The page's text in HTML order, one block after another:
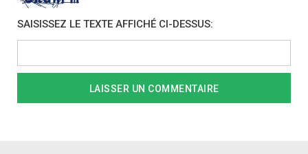
SAISISSEZ LE TEXTE AFFICHÉ CI-DESSUS: